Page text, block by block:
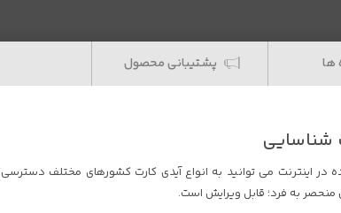
ها پشتیبانی محصول
شناسایی
در اینترنت می توانید به انواع آیدی کارت کشورهای مختلف دسترسی
منحصر به فرد؛ قابل ویرایش است.